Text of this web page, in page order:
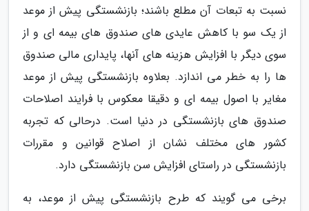
نسبت به تبعات آن مطلع باشند؛ بازنشستگی پیش از موعد
از یک سو با کاهش عایدی های صندوق های بیمه ای و از
سوی دیگر با افزایش هزینه های آنها، پایداری مالی صندوق
ها را به خطر می اندازد. بعلاوه بازنشستگی پیش از موعد
مغایر با اصول بیمه ای و دقیقا معکوس با فرایند اصلاحات
صندوق های بازنشستگی در دنیا است. درحالی که تجربه
کشور های مختلف نشان از اصلاح قوانین و مقررات
بازنشستگی در راستای افزایش سن بازنشستگی دارد.
برخی می گویند که طرح بازنشستگی پیش از موعد، به